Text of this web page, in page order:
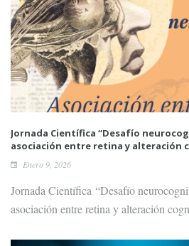
Jornada Científica “Desafío
asociación entre retina y alteración
Enero 9, 2026
Jornada Científica “Desafío
asociación entre retina y alteración